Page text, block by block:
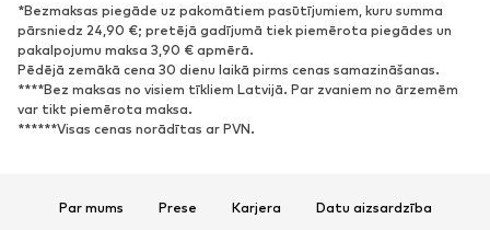
APAVI
Jaunumi
Šobrīd populāri
Brīvā laika apavi
Puszābaki
Augstpapēžu apavi
Zābaki
Atvērti apavi
Mājas apavi
*Bezmaksas piegāde uz pakomātiem pasūtījumiem, kuru summa
pārsniedz 24,90 €; pretējā gadījumā tiek piemērota piegādes un
pakalpojumu maksa 3,90 € apmērā.
Pēdējā zemākā cena 30 dienu laikā pirms cenas samazināšanas.
****Bez maksas no visiem tīkliem Latvijā. Par zvaniem no ārzemēm
var tikt piemērota maksa.
******Visas cenas norādītas ar PVN.
Par mums Prese Karjera Datu aizsardzība